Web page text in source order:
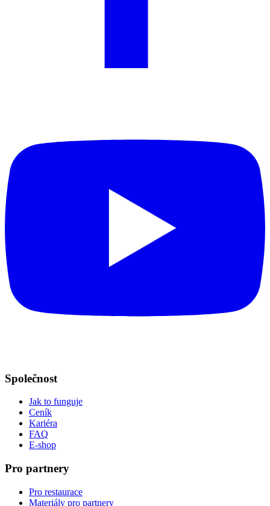
Společnost
Jak to funguje
Ceník
Kariéra
FAQ
E-shop
Pro partnery
Pro restaurace
Materiály pro partnery